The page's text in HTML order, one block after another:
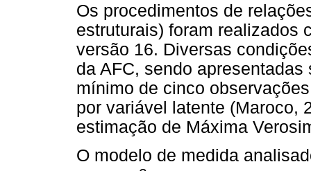
Os procedimentos de
estruturais) foram realizados
versão 16. Diversas
da AFC, sendo
mínimo de cinco
por variável latente (Maroco,
estimação de Máxima
O modelo de medida